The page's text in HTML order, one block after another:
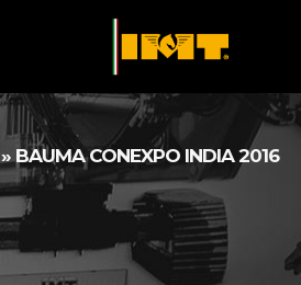
»BAUMA CONEXPO INDIA 2016